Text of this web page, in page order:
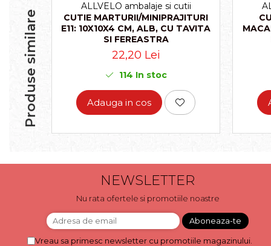
Produse similare
ALLVELO ambalaje si cutii
CUTIE MARTURII/MINIPRAJITURI
E11: 10X10X4 CM, ALB, CU TAVITA
SI FEREASTRA
22,20 Lei
114 In stoc
Adauga in cos
NEWSLETTER
Nu rata ofertele si promotiile noastre
Vreau sa primesc newsletter cu promotiile magazinului.